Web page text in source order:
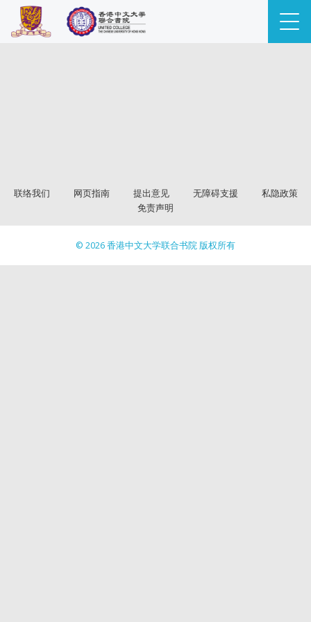
联络我们 网页指南 提出意见 无障碍支援
私隐政策
免责声明
© 2026 香港中文大学联合书院 版权所有